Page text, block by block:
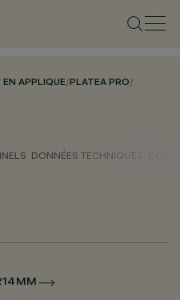
APPLIQUE/PLATEA PRO/
DONNÉES TECHNIQUES